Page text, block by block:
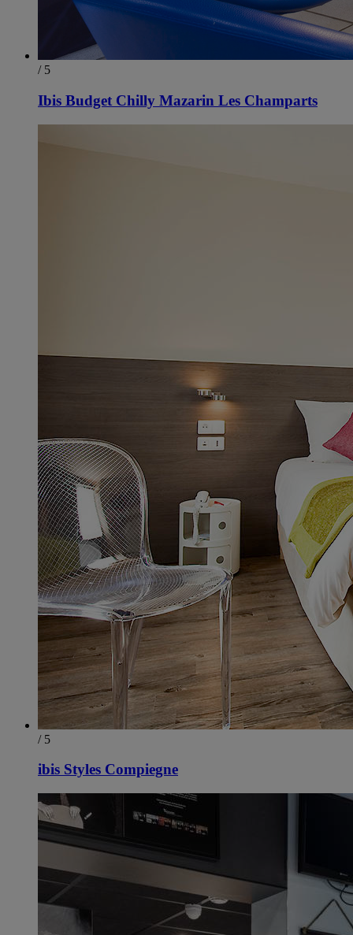
/ 5
Ibis Budget Chilly Mazarin Les Champarts
/ 5
ibis Styles Compiegne